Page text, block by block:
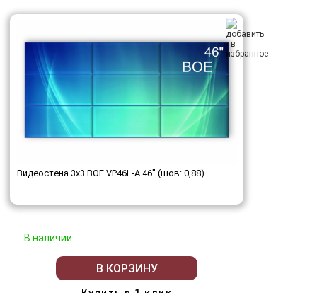
Видеостена 3x3 BOE VP46L-A 46" (шов: 0,88)
В наличии
В КОРЗИНУ